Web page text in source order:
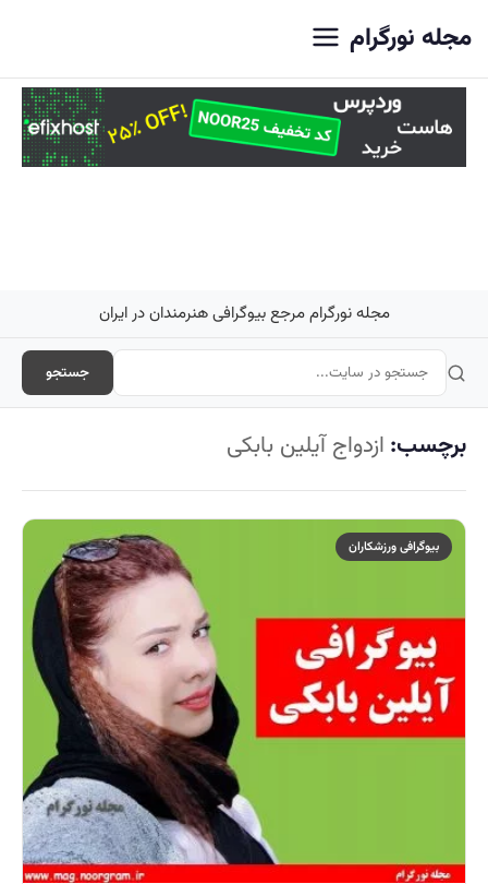
مجله نورگرام
مجله نورگرام مرجع بیوگرافی هنرمندان در ایران
جستجو
برچسب: ازدواج آیلین بابکی
بیوگرافی ورزشکاران